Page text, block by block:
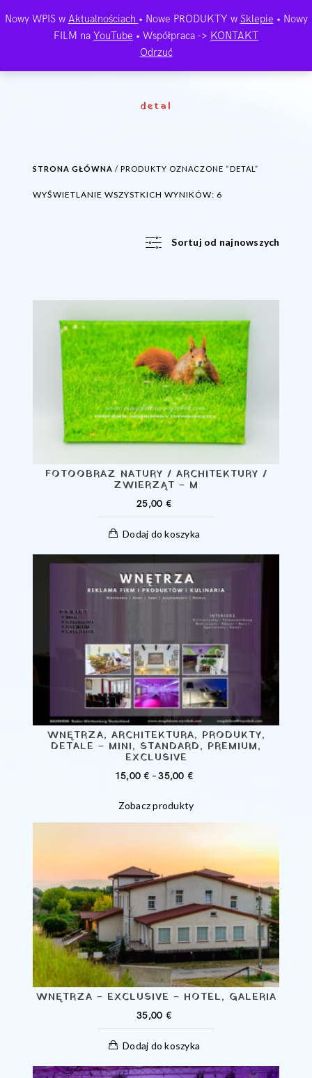
detal
STRONA GŁÓWNA / PRODUKTY OZNACZONE “DETAL”
WYŚWIETLANIE WSZYSTKICH WYNIKÓW: 6
Sortuj od najnowszych
FOTOOBRAZ NATURY / ARCHITEKTURY /
ZWIERZĄT – M
25,00 €
Dodaj do koszyka
WNĘTRZA, ARCHITEKTURA, PRODUKTY,
DETALE – MINI, STANDARD, PREMIUM,
EXCLUSIVE
15,00 € –35,00 €
OD
15,00 €
35,00 €
Zobacz produkty
WNĘTRZA – EXCLUSIVE – HOTEL, GALERIA
35,00 €
Dodaj do koszyka
Nowy WPIS w Aktualnościach • Nowe PRODUKTY w Sklepie • Nowy
FILM na YouTube • Współpraca -> KONTAKT
Odrzuć